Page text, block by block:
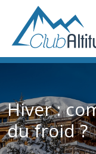
Hiver :
du froid ?